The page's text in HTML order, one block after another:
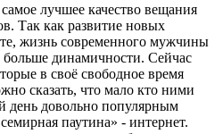
лучшее качество вещания
Так как развитие новых
жизнь современного мужчины
динамичности. Сейчас
в своё свободное время
сказать, что мало кто ними
день довольно популярным
паутина» - интернет.